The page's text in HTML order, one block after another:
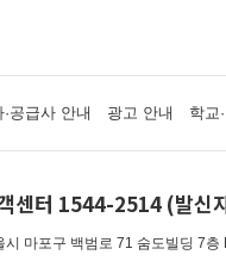
·공급사 안내 광고 안내 학교
센터 1544-2514 (발신
시 마포구 백범로 71 숨도빌딩 7층